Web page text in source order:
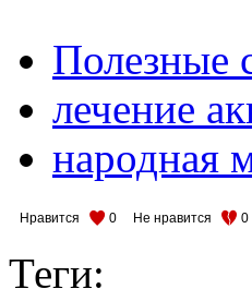
Полезные
лечение
народная
Нравится 0 Не нравится 0
Теги: